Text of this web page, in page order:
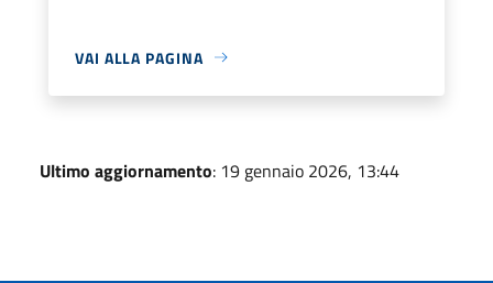
VAI ALLA PAGINA
Ultimo aggiornamento: 19 gennaio 2026, 13:44